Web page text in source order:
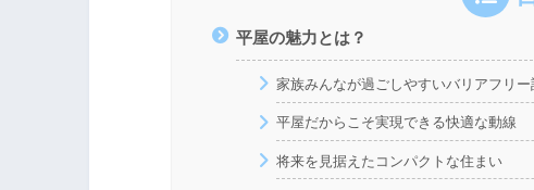
平屋の魅力とは？
家族みんなが過ごしやすいバリアフリー
平屋だからこそ実現できる快適な動線
将来を見据えたコンパクトな住まい